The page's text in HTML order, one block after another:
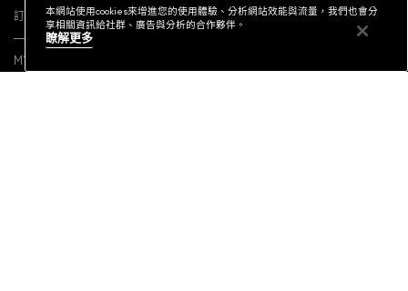
訂閱電子報
MY M·A·C / 登入
本網站使用cookies來增進您的使用體驗、分析網站效能與流量，我們也會分
享相關資訊給社群、廣告與分析的合作夥伴。
瞭解更多